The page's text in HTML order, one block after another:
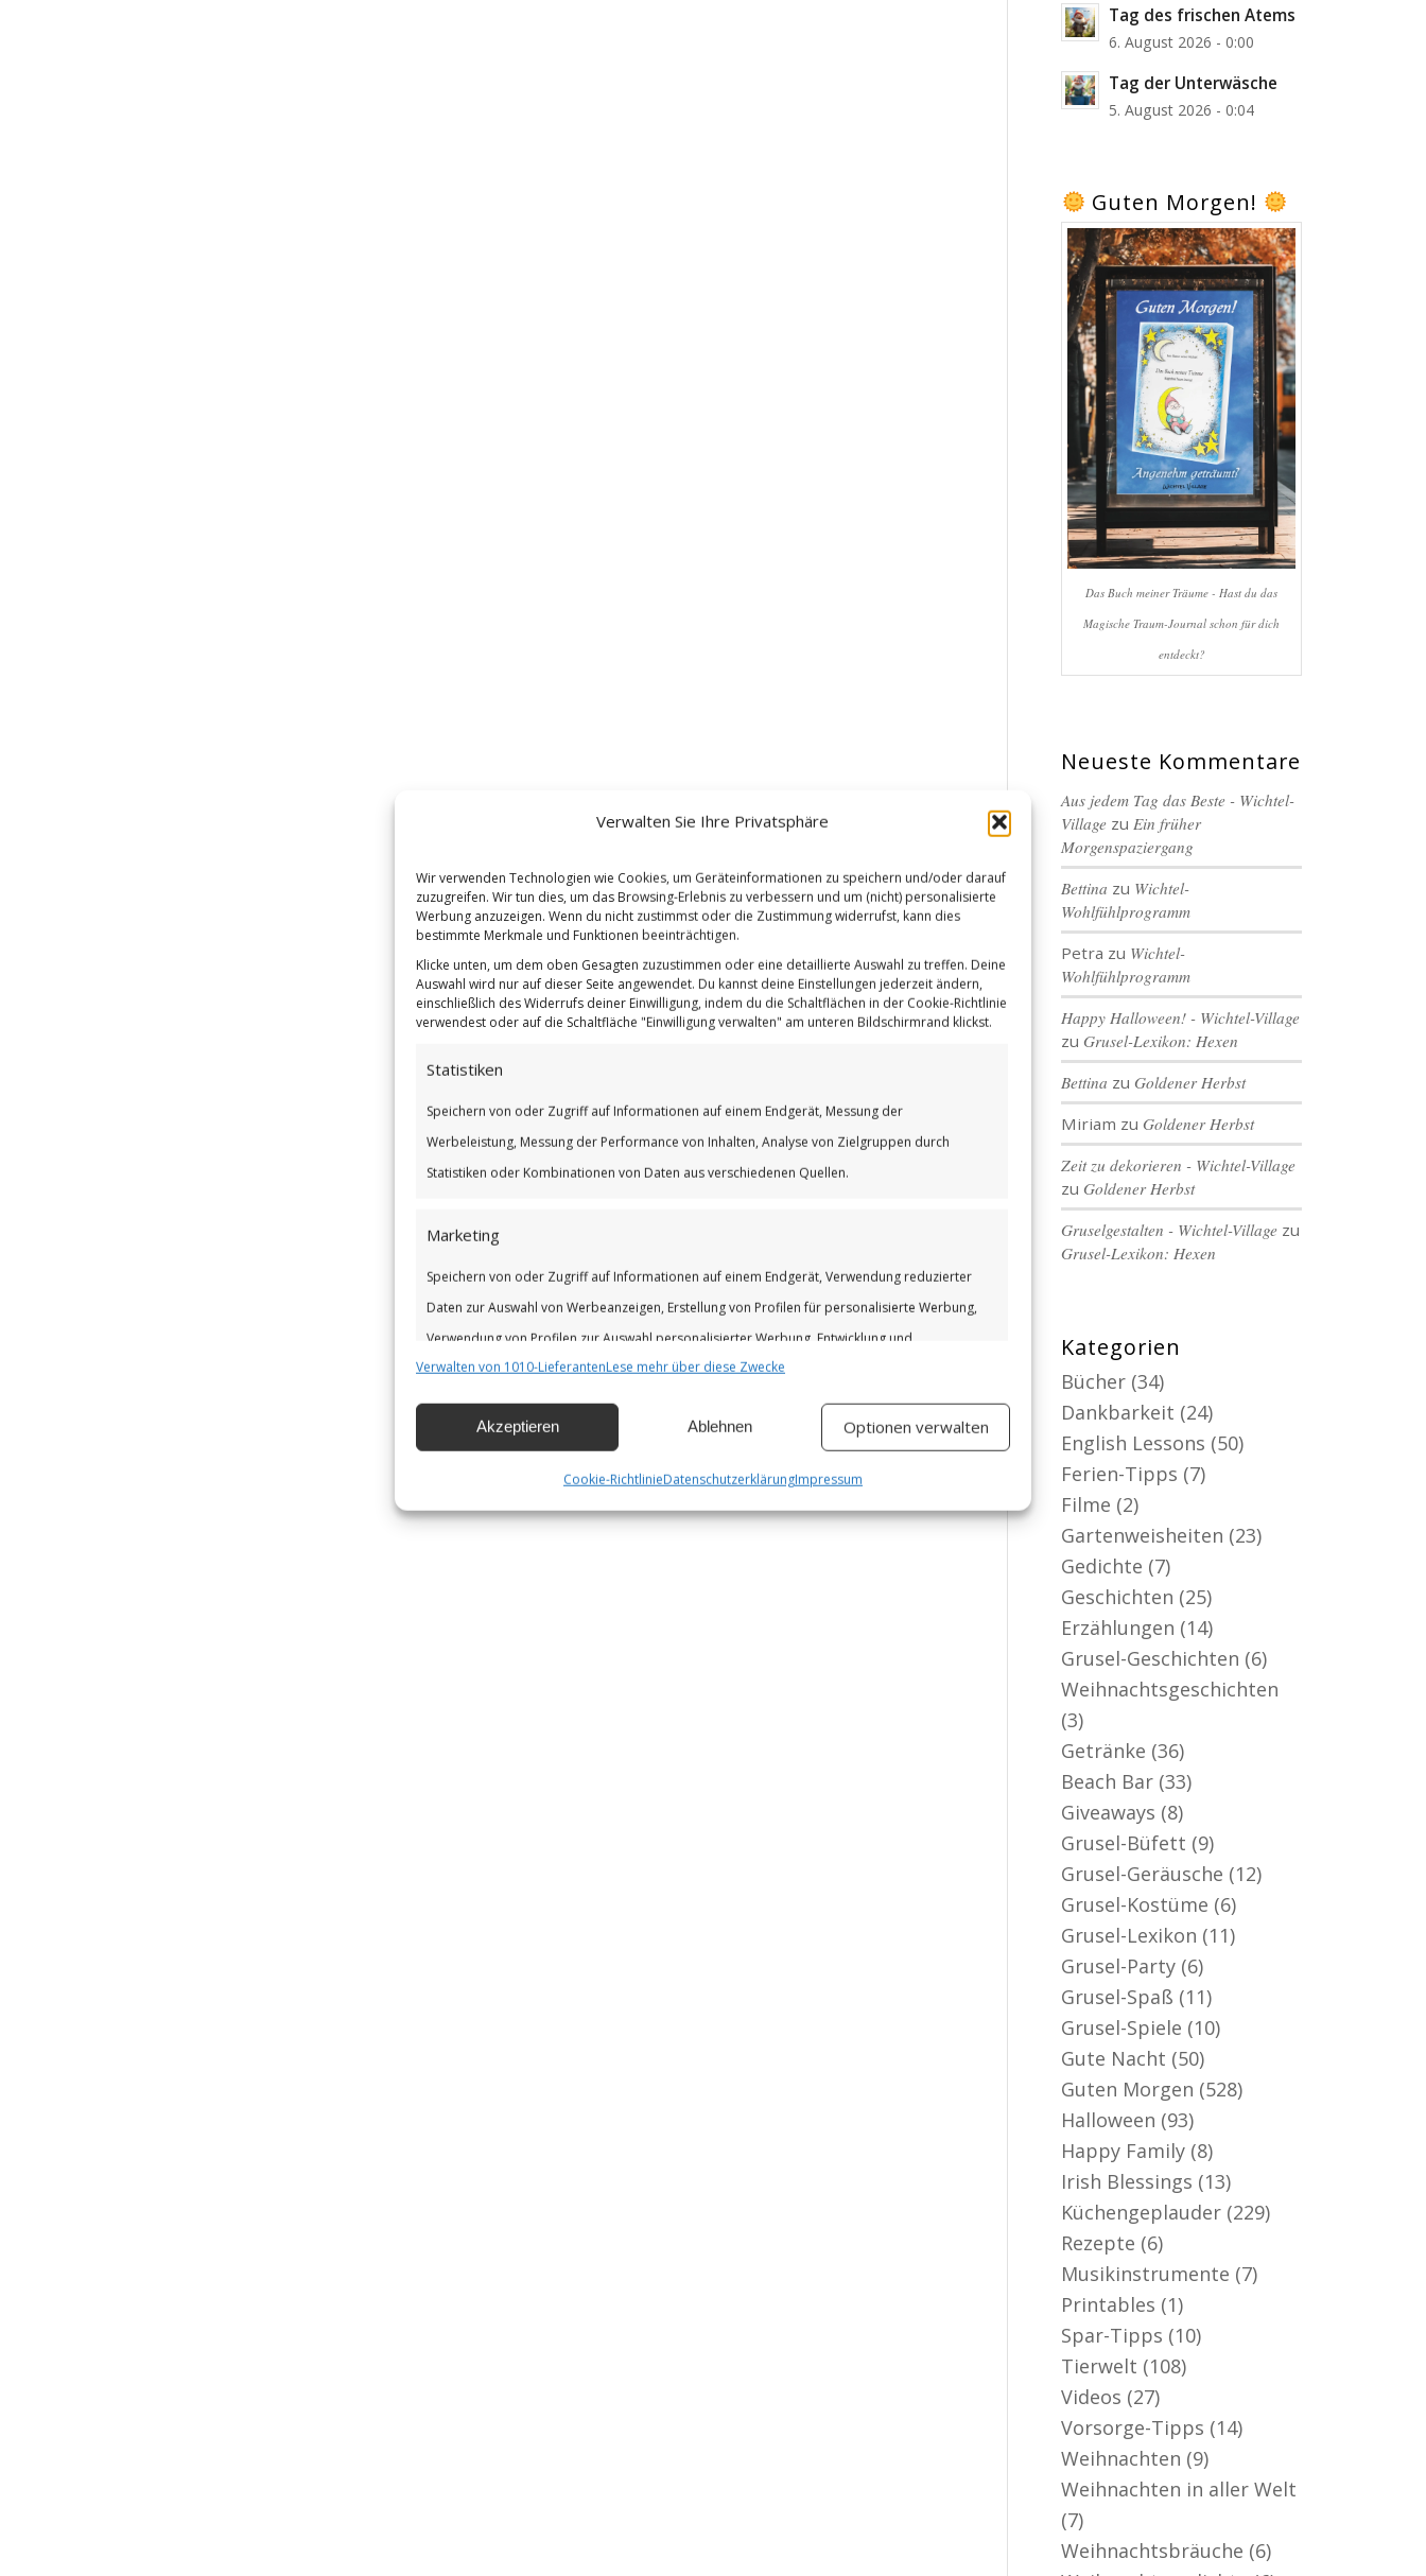
Verwalten Sie Ihre Privatsphäre
Wir verwenden Technologien wie Cookies, um Geräteinformationen zu speichern und/oder darauf
zuzugreifen. Wir tun dies, um das Browsing-Erlebnis zu verbessern und um (nicht) personalisierte
Werbung anzuzeigen. Wenn du nicht zustimmst oder die Zustimmung widerrufst, kann dies
bestimmte Merkmale und Funktionen beeinträchtigen.
Klicke unten, um dem oben Gesagten zuzustimmen oder eine detaillierte Auswahl zu treffen. Deine
Auswahl wird nur auf dieser Seite angewendet. Du kannst deine Einstellungen jederzeit ändern,
einschließlich des Widerrufs deiner Einwilligung, indem du die Schaltflächen in der Cookie-Richtlinie
verwendest oder auf die Schaltfläche "Einwilligung verwalten" am unteren Bildschirmrand klickst.
Statistiken
Speichern von oder Zugriff auf Informationen auf einem Endgerät, Messung der
Werbeleistung, Messung der Performance von Inhalten, Analyse von Zielgruppen durch
Statistiken oder Kombinationen von Daten aus verschiedenen Quellen.
Marketing
Speichern von oder Zugriff auf Informationen auf einem Endgerät, Verwendung reduzierter
Daten zur Auswahl von Werbeanzeigen, Erstellung von Profilen für personalisierte Werbung,
Verwendung von Profilen zur Auswahl personalisierter Werbung, Entwicklung und
Verbesserung der Angebote.
Eigenschaften Immer aktiv
Abgleichung und Kombination von Daten aus unterschiedlichen Quellen,
Verwalten von 1010-LieferantenLese mehr über diese Zwecke
Akzeptieren Ablehnen Optionen verwalten
Cookie-RichtlinieDatenschutzerklärungImpressum
Tag des frischen Atems
6. August 2026 - 0:00
Tag der Unterwäsche
5. August 2026 - 0:04
Guten Morgen!
Das Buch meiner Träume - Hast du das
Magische Traum-Journal schon für dich
entdeckt?
Neueste Kommentare
Aus jedem Tag das Beste - Wichtel-
Village zuEin früher
Morgenspaziergang
Bettina zu Wichtel-
Wohlfühlprogramm
Petra zu Wichtel-
Wohlfühlprogramm
Happy Halloween! - Wichtel-Village
zuGrusel-Lexikon: Hexen
Bettina zuGoldener Herbst
Miriam zuGoldener Herbst
Zeit zu dekorieren - Wichtel-Village
zuGoldener Herbst
Gruselgestalten - Wichtel-Village zu
Grusel-Lexikon: Hexen
Kategorien
Bücher (34)
Dankbarkeit (24)
English Lessons (50)
Ferien-Tipps (7)
Filme (2)
Gartenweisheiten (23)
Gedichte (7)
Geschichten (25)
Erzählungen (14)
Grusel-Geschichten (6)
Weihnachtsgeschichten
(3)
Getränke (36)
Beach Bar (33)
Giveaways (8)
Grusel-Büfett (9)
Grusel-Geräusche (12)
Grusel-Kostüme (6)
Grusel-Lexikon (11)
Grusel-Party (6)
Grusel-Spaß (11)
Grusel-Spiele (10)
Gute Nacht (50)
Guten Morgen (528)
Halloween (93)
Happy Family (8)
Irish Blessings (13)
Küchengeplauder (229)
Rezepte (6)
Musikinstrumente (7)
Printables (1)
Spar-Tipps (10)
Tierwelt (108)
Videos (27)
Vorsorge-Tipps (14)
Weihnachten (9)
Weihnachten in aller Welt
(7)
Weihnachtsbräuche (6)